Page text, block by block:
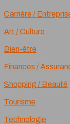
Carrière /
Art / Culture
Bien-être
Finances /
Shopping / Beauté
Tourisme
Technologie